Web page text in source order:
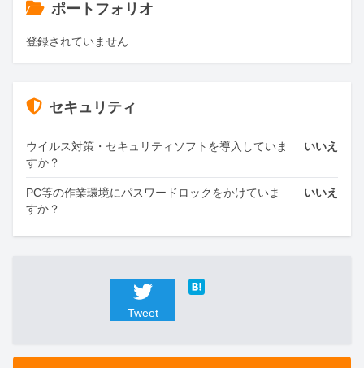
ポートフォリオ
登録されていません
セキュリティ
ウイルス対策・セキュリティソフトを導入していま
すか？
いいえ
PC等の作業環境にパスワードロックをかけていま
すか？
いいえ
Tweet